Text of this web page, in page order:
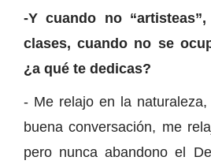
-Y cuando no
clases, cuando no se
¿a qué te dedicas?
- Me relajo en la
buena conversación, me
pero nunca abandono el